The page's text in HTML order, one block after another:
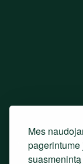
Mes
Įstaigos steigėjas